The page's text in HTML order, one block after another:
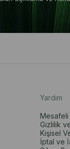
Yardım
Mesafeli
Gizlilik
Kişisel
İptal ve